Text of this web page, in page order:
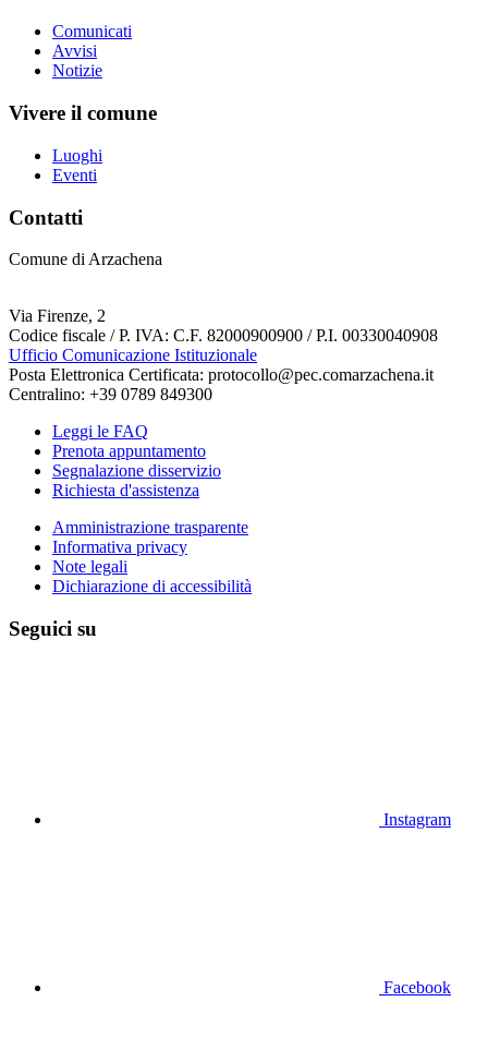
Comunicati
Avvisi
Notizie
Vivere il comune
Luoghi
Eventi
Contatti
Comune di Arzachena
Via Firenze, 2
Codice fiscale / P. IVA: C.F. 82000900900 / P.I. 00330040908
Ufficio Comunicazione Istituzionale
Posta Elettronica Certificata: protocollo@pec.comarzachena.it
Centralino: +39 0789 849300
Leggi le FAQ
Prenota appuntamento
Segnalazione disservizio
Richiesta d'assistenza
Amministrazione trasparente
Informativa privacy
Note legali
Dichiarazione di accessibilità
Seguici su
Instagram
Facebook